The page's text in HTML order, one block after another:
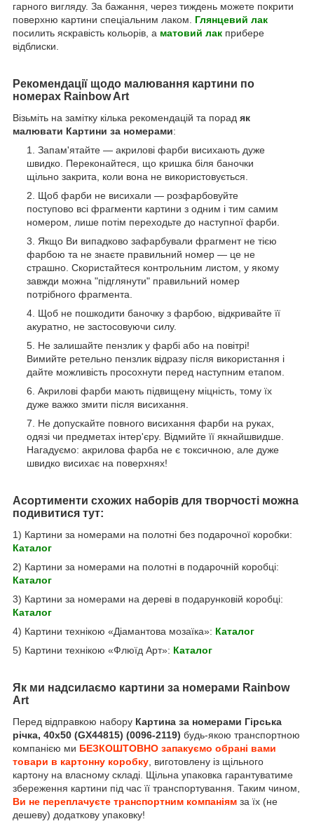
гарного вигляду. За бажання, через тиждень можете покрити
поверхню картини спеціальним лаком. Глянцевий лак
посилить яскравість кольорів, а матовий лак прибере
відблиски.
Рекомендації щодо малювання картини по
номерах Rainbow Art
Візьміть на замітку кілька рекомендацій та порад як
малювати Картини за номерами:
Запам'ятайте — акрилові фарби висихають дуже
швидко. Переконайтеся, що кришка біля баночки
щільно закрита, коли вона не використовується.
Щоб фарби не висихали — розфарбовуйте
поступово всі фрагменти картини з одним і тим самим
номером, лише потім переходьте до наступної фарби.
Якщо Ви випадково зафарбували фрагмент не тією
фарбою та не знаєте правильний номер — це не
страшно. Скористайтеся контрольним листом, у якому
завжди можна "підглянути" правильний номер
потрібного фрагмента.
Щоб не пошкодити баночку з фарбою, відкривайте її
акуратно, не застосовуючи силу.
Не залишайте пензлик у фарбі або на повітрі!
Вимийте ретельно пензлик відразу після використання і
дайте можливість просохнути перед наступним етапом.
Акрилові фарби мають підвищену міцність, тому їх
дуже важко змити після висихання.
Не допускайте повного висихання фарби на руках,
одязі чи предметах інтер'єру. Відмийте її якнайшвидше.
Нагадуємо: акрилова фарба не є токсичною, але дуже
швидко висихає на поверхнях!
Асортименти схожих наборів для творчості можна
подивитися тут:
1) Картини за номерами на полотні без подарочної коробки:
Каталог
2) Картини за номерами на полотні в подарочній коробці:
Каталог
3) Картини за номерами на дереві в подарунковій коробці:
Каталог
4) Картини технікою «Діамантова мозаїка»: Каталог
5) Картини технікою «Флюїд Арт»: Каталог
Як ми надсилаємо картини за номерами Rainbow
Art
Перед відправкою набору Картина за номерами Гірська
річка, 40х50 (GX44815) (0096-2119) будь-якою транспортною
компанією ми БЕЗКОШТОВНО запакуємо обрані вами
товари в картонну коробку , виготовлену із щільного
картону на власному складі. Щільна упаковка гарантуватиме
збереження картини під час її транспортування. Таким чином,
Ви не переплачуєте транспортним компаніям за їх (не
дешеву) додаткову упаковку!